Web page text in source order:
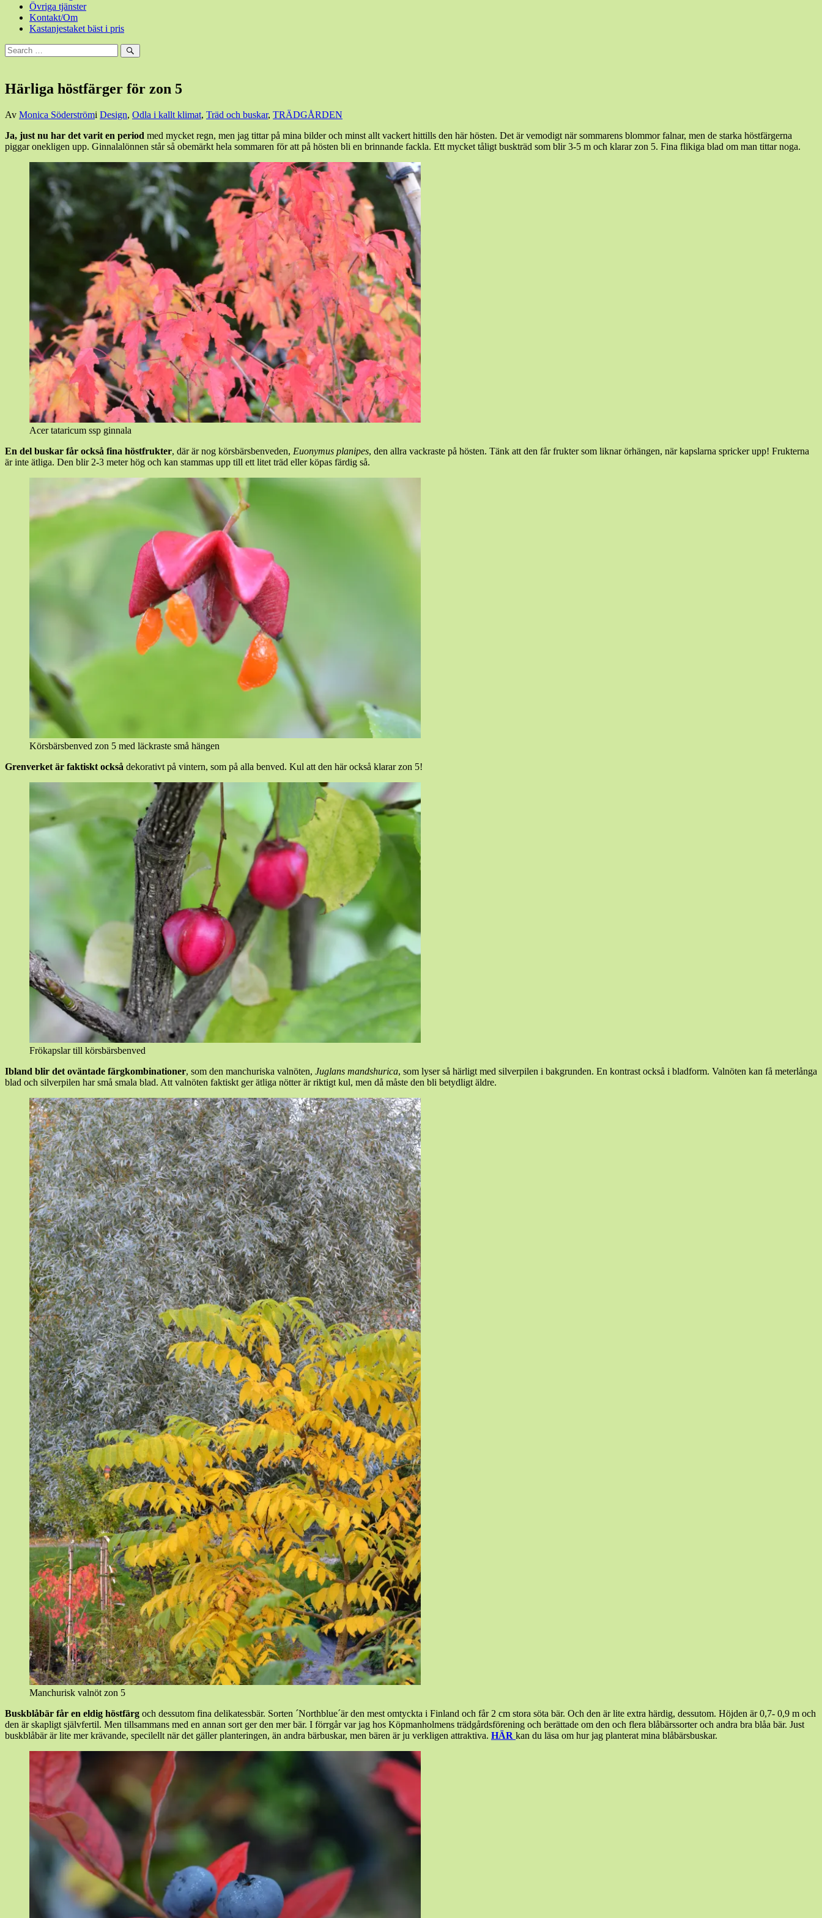
Övriga tjänster
Kontakt/Om
Kastanjestaket bäst i pris
Sök
efter:
Sök
Härliga höstfärger för zon 5
Den
oktober,
201713
Av Monica Söderströmi Design, Odla i kallt klimat, Träd och buskar, TRÄDGÅRDEN
Ja, just nu har det varit en period med mycket regn, men jag tittar på mina bilder och minst allt vackert hittills den här hösten. Det är vemodigt när sommarens blommor falnar, men de starka höstfärgerna
piggar onekligen upp. Ginnalalönnen står så obemärkt hela sommaren för att på hösten bli en brinnande fackla. Ett mycket tåligt buskträd som blir 3-5 m och klarar zon 5. Fina flikiga blad om man tittar noga.
Acer tataricum ssp ginnala
En del buskar får också fina höstfrukter, där är nog körsbärsbenveden, Euonymus planipes, den allra vackraste på hösten. Tänk att den får frukter som liknar örhängen, när kapslarna spricker upp! Frukterna
är inte ätliga. Den blir 2-3 meter hög och kan stammas upp till ett litet träd eller köpas färdig så.
Körsbärsbenved zon 5 med läckraste små hängen
Grenverket är faktiskt också dekorativt på vintern, som på alla benved. Kul att den här också klarar zon 5!
Frökapslar till körsbärsbenved
Ibland blir det oväntade färgkombinationer, som den manchuriska valnöten, Juglans mandshurica, som lyser så härligt med silverpilen i bakgrunden. En kontrast också i bladform. Valnöten kan få meterlånga
blad och silverpilen har små smala blad. Att valnöten faktiskt ger ätliga nötter är riktigt kul, men då måste den bli betydligt äldre.
Manchurisk valnöt zon 5
Buskblåbär får en eldig höstfärg och dessutom fina delikatessbär. Sorten ´Northblue´är den mest omtyckta i Finland och får 2 cm stora söta bär. Och den är lite extra härdig, dessutom. Höjden är 0,7- 0,9 m och
den är skapligt självfertil. Men tillsammans med en annan sort ger den mer bär. I förrgår var jag hos Köpmanholmens trädgårdsförening och berättade om den och flera blåbärssorter och andra bra blåa bär. Just
buskblåbär är lite mer krävande, specilellt när det gäller planteringen, än andra bärbuskar, men bären är ju verkligen attraktiva. HÄR kan du läsa om hur jag planterat mina blåbärsbuskar.